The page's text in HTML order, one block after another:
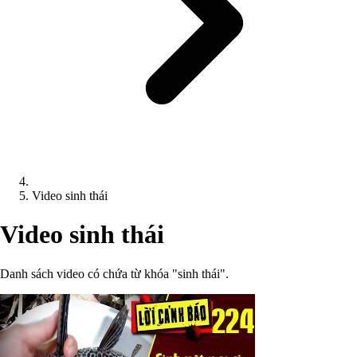
Video sinh thái
Video sinh thái
Danh sách video có chứa từ khóa "sinh thái".